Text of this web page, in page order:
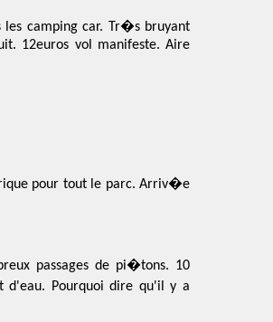
camping car. Tr�s bruyant
12euros vol manifeste. Aire
pour tout le parc. Arriv�e
passages de pi�tons. 10
d'eau. Pourquoi dire qu'il y a